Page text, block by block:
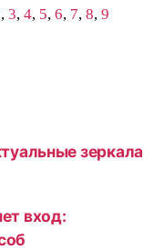
,3,4, 5,6, 7,8,9
зеркала
вход: